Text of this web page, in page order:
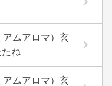
アムアロマ）玄
ね
アムアロマ）玄